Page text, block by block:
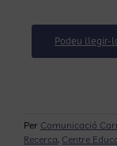
Podeu llegir-
Per Comunicació
Recerca, Centre